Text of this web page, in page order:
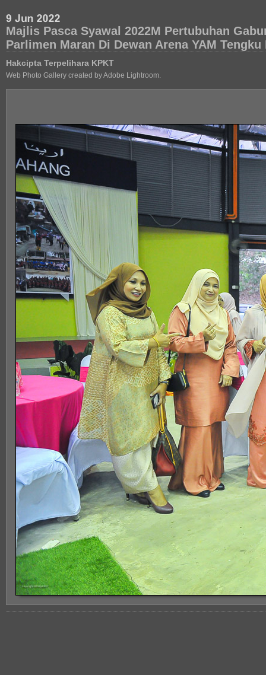
Majlis Pasca Syawal 2022M Pertubuhan
Parlimen Maran Di Dewan Arena YAM Tengku
Hakcipta Terpelihara KPKT
Web Photo Gallery created by Adobe Lightroom.